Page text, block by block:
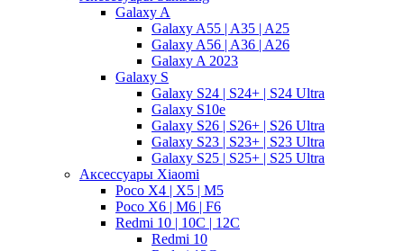
Galaxy A
Galaxy A55 | A35 | A25
Galaxy A56 | A36 | A26
Galaxy A 2023
Galaxy S
Galaxy S24 | S24+ | S24 Ultra
Galaxy S10e
Galaxy S26 | S26+ | S26 Ultra
Galaxy S23 | S23+ | S23 Ultra
Galaxy S25 | S25+ | S25 Ultra
Аксессуары Xiaomi
Poco X4 | X5 | M5
Poco X6 | M6 | F6
Redmi 10 | 10C | 12C
Redmi 10